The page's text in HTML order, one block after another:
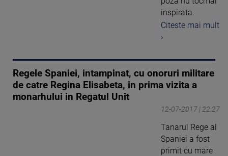
inspirata.
Citeste mai mult
›
Regele Spaniei, intampinat, cu onoruri militare
de catre Regina Elisabeta, in prima vizita a
monarhului in Regatul Unit
12-07-2017 | 22:27
Tanarul Rege al
Spaniei a fost
primit cu mare